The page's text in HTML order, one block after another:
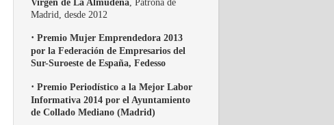
Virgen de La Almudena , Patrona de
Madrid, desde 2012
· Premio Mujer Emprendedora 2013
por la Federación de Empresarios del
Sur-Suroeste de España, Fedesso
· Premio Periodístico a la Mejor Labor
Informativa 2014 por el Ayuntamiento
de Collado Mediano (Madrid)